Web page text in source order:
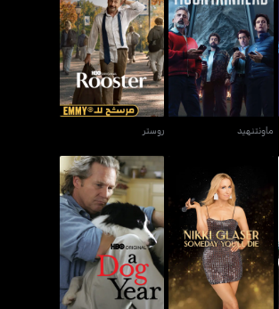
ماونتنهيد
ماونتنهيد
روستر
روستر
نيكي غلايزر: سمداي يول
داي
إي دوغ يير